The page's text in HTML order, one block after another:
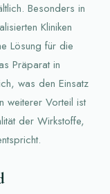
Besonders in
Kliniken
Lösung für die
Präparat in
was den Einsatz
weiterer Vorteil ist
der Wirkstoffe,